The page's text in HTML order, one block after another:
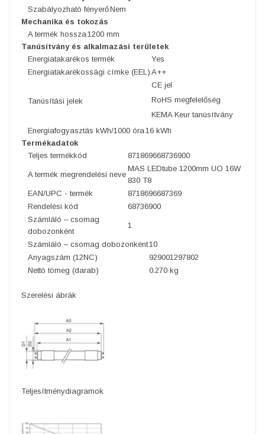
Szabályozható fényerőNem
Mechanika és tokozás
A termék hossza1200 mm
Tanúsítvány és alkalmazási területek
Energiatakarékos termék
Yes
Energiatakarékossági címke (EEL) A++
Tanúsítási jelek
CE jel
RoHS megfelelőség
KEMA Keur tanúsítvány
Energiafogyasztás kWh/1000 óra16 kWh
Termékadatok
Teljes termékkód
871869668736900
A termék megrendelési neve
MAS LEDtube 1200mm UO 16W
830 T8
EAN/UPC - termék
8718696687369
Rendelési kód
68736900
Számláló – csomag
dobozonként
1
Számláló – csomag dobozonként10
Anyagszám (12NC)
929001297802
Nettó tömeg (darab)
0.270 kg
Szerelési ábrák
Teljesítménydiagramok